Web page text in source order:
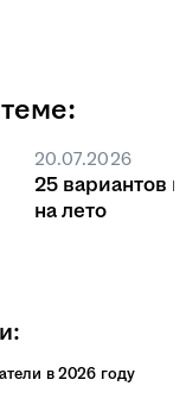
20.07.2026
25 вариантов
на лето
в 2026 году